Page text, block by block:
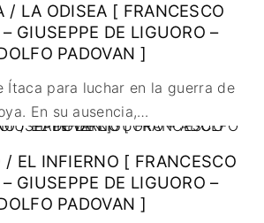
/ CHAMBARA
🇲🇽 MÉXICO
🇺🇾 URUGUAY
🇧🇪 BÉLGICA
🇩🇰 DINAMARCA
🇪🇸 ESPAÑA
🇫🇷 FRANCIA
🇮🇹 ITALIA
🇳🇱 PAISES BAJOS
🇬🇧 REINO UNIDO
🇷🇸 SERBIA​
🇸🇪 SUECIA
&
DE
/ LA ODISEA [ FRANCESCO
GIUSEPPE DE LIGUORO –
PADOVAN ]
Ítaca para luchar en la guerra de
En su ausencia,…
/ EL INFIERNO [ FRANCESCO
GIUSEPPE DE LIGUORO –
PADOVAN ]